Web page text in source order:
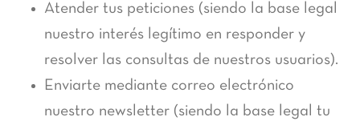
Atender tus peticiones (siendo la base legal
nuestro interés legítimo en responder y
resolver las consultas de nuestros usuarios).
Enviarte mediante correo electrónico
nuestro newsletter (siendo la base legal tu